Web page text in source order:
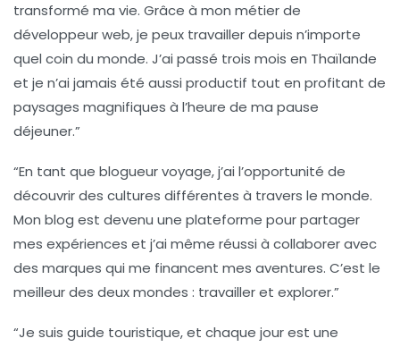
transformé ma vie. Grâce à mon métier de
développeur web, je peux travailler depuis n’importe
quel coin du monde. J’ai passé trois mois en Thaïlande
et je n’ai jamais été aussi productif tout en profitant de
paysages magnifiques à l’heure de ma pause
déjeuner.”
“En tant que blogueur voyage, j’ai l’opportunité de
découvrir des cultures différentes à travers le monde.
Mon blog est devenu une plateforme pour partager
mes expériences et j’ai même réussi à collaborer avec
des marques qui me financent mes aventures. C’est le
meilleur des deux mondes : travailler et explorer.”
“Je suis guide touristique, et chaque jour est une